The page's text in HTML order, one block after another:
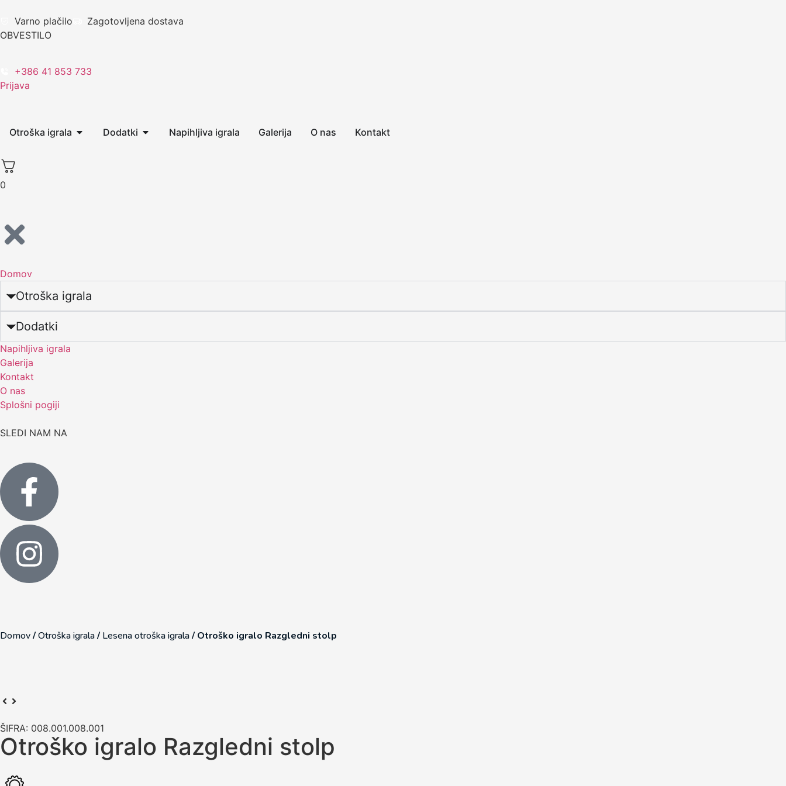
Varno plačilo
Zagotovljena dostava
OBVESTILO
+386 41 853 733
Prijava
Otroška igrala Dodatki Napihljiva igrala Galerija O nas Kontakt
0
Domov
Otroška igrala
Dodatki
Napihljiva igrala
Galerija
Kontakt
O nas
Splošni pogiji
SLEDI NAM NA
Domov/Otroška igrala/ Lesena otroška igrala/ Otroško igralo Razgledni stolp
ŠIFRA: 008.001.008.001
Otroško igralo Razgledni stolp